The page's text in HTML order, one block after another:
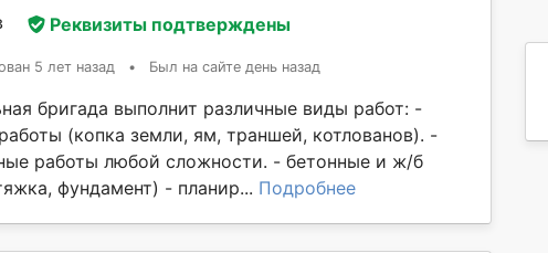
Реквизиты подтверждены
5 лет назад • Был на сайте день назад
бригада выполнит различные виды работ: -
(копка земли, ям, траншей, котлованов). -
работы любой сложности. - бетонные и ж/б
фундамент) - планир... Подробнее